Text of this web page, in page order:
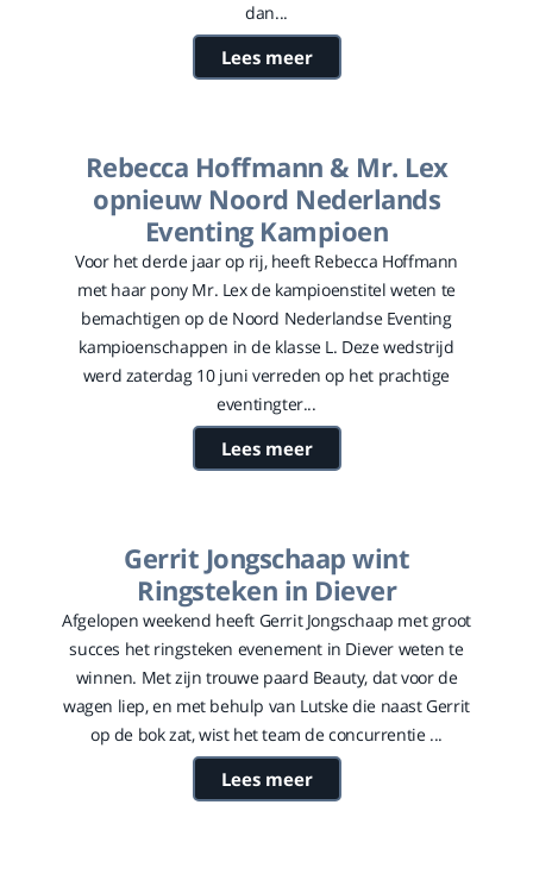
dan...
Lees meer
Rebecca Hoffmann & Mr. Lex
opnieuw Noord Nederlands
Eventing Kampioen
Voor het derde jaar op rij, heeft Rebecca Hoffmann
met haar pony Mr. Lex de kampioenstitel weten te
bemachtigen op de Noord Nederlandse Eventing
kampioenschappen in de klasse L. Deze wedstrijd
werd zaterdag 10 juni verreden op het prachtige
eventingter...
Lees meer
Gerrit Jongschaap wint
Ringsteken in Diever
Afgelopen weekend heeft Gerrit Jongschaap met groot
succes het ringsteken evenement in Diever weten te
winnen. Met zijn trouwe paard Beauty, dat voor de
wagen liep, en met behulp van Lutske die naast Gerrit
op de bok zat, wist het team de concurrentie ...
Lees meer